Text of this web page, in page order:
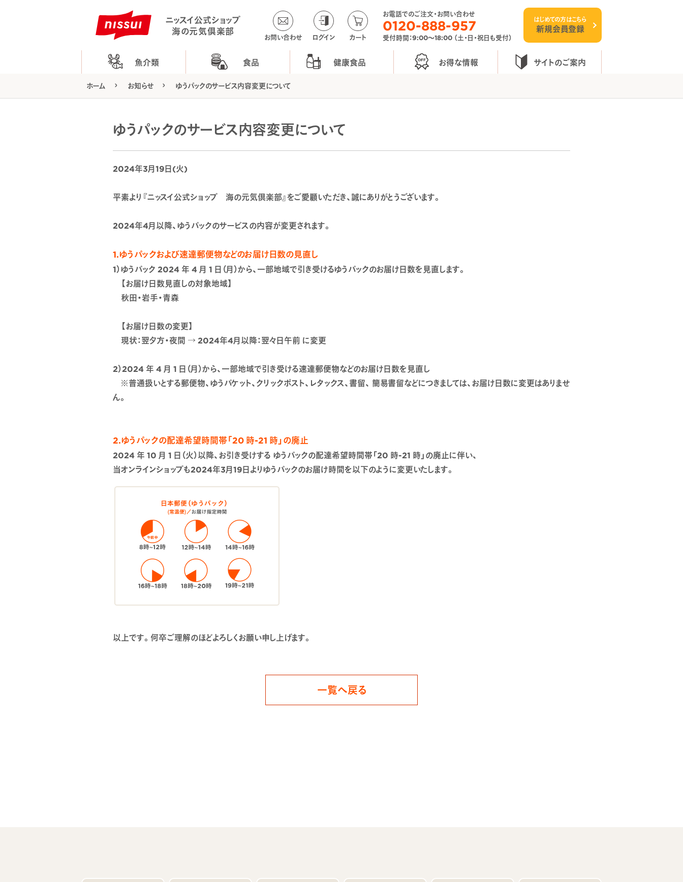
ニッスイ公式ショップ
海の元気倶楽部
お問い合わせ ログイン カート
お電話でのご注文・お問い合わせ
0120-888-957
受付時間：9:00〜18:00 （土・日・祝日も受付）
はじめての方はこちら
新規会員登録
魚介類 食品 健康食品 お得な情報 サイトのご案内
ホーム お知らせ ゆうパックのサービス内容変更について
ゆうパックのサービス内容変更について
2024年3月19日(火)
平素より『ニッスイ公式ショップ 海の元気倶楽部』をご愛顧いただき、誠にありがとうございます。
2024年4月以降、ゆうパックのサービスの内容が変更されます。
1.ゆうパックおよび速達郵便物などのお届け日数の見直し
1）ゆうパック 2024 年 4 月 1 日（月）から、一部地域で引き受けるゆうパックのお届け日数を見直します。
【お届け日数見直しの対象地域】
秋田・岩手・青森
【お届け日数の変更】
現状：翌夕方・夜間 → 2024年4月以降：翌々日午前 に変更
2）2024 年 4 月 1 日（月）から、一部地域で引き受ける速達郵便物などのお届け日数を見直し
※普通扱いとする郵便物、ゆうパケット、クリックポスト、レタックス、書留、 簡易書留などにつきましては、お届け日数に変更はありませ
ん。
2.ゆうパックの配達希望時間帯「20 時-21 時」の廃止
2024 年 10 月 1 日（火）以降、お引き受けする ゆうパックの配達希望時間帯「20 時-21 時」の廃止に伴い、
当オンラインショップも2024年3月19日よりゆうパックのお届け時間を以下のように変更いたします。
以上です。何卒ご理解のほどよろしくお願い申し上げます。
一覧へ戻る